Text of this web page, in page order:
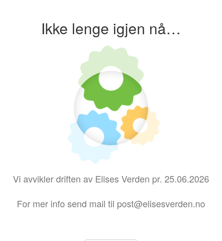
Ikke lenge igjen nå…
Vi avvikler driften av Elises Verden pr. 25.06.2026
For mer info send mail til post@elisesverden.no